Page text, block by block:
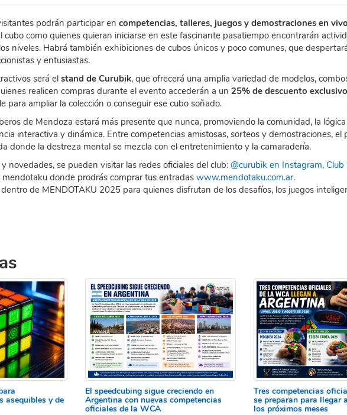
podrán participar en competencias, talleres, juegos y demostraciones en vivo
cubo como quienes quieran iniciarse en este fascinante pasatiempo encontrarán
niveles. Habrá también exhibiciones de cubos únicos y poco comunes, que
y entusiastas.
será el stand de Curubik, que ofrecerá una amplia variedad de modelos,
realicen compras durante el evento accederán a un 25% de descuento exclusivo
para ampliar la colección o conseguir ese cubo soñado.
de Mendoza estará más presente que nunca, promoviendo la comunidad, la
interactiva y dinámica. Entre competencias amistosas, sorteos y demostraciones, el
donde la destreza mental se mezcla con el entretenimiento y la camaradería.
novedades, se pueden visitar las redes oficiales del club: @curubik en Instagram, Club
donde prodrás comprar tus entradas www.mendotaku.com.ar.
de MENDOTAKU 2025 para quienes disfrutan de los desafíos, los juegos
asequibles y de
El speedcubing sigue creciendo en
Argentina con nuevas competencias
oficiales de la WCA
Tres competencias
se preparan para llegar
los próximos meses